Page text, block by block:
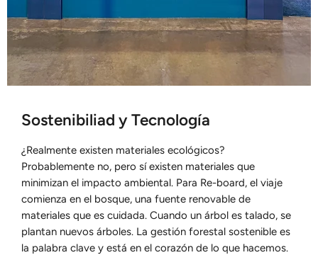
Sostenibiliad y Tecnología
¿Realmente existen materiales ecológicos?
Probablemente no, pero sí existen materiales que
minimizan el impacto ambiental. Para Re-board, el viaje
comienza en el bosque, una fuente renovable de
materiales que es cuidada. Cuando un árbol es talado, se
plantan nuevos árboles. La gestión forestal sostenible es
la palabra clave y está en el corazón de lo que hacemos.